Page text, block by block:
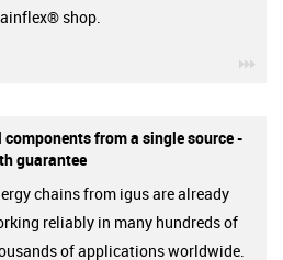
shop.
components from a single source -
guarantee
chains from igus are already
reliably in many hundreds of
of applications worldwide.